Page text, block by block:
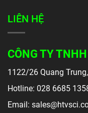
LIÊN HỆ
CÔNG TY
1122/26 Quang
Hotline: 028 6685
Email: